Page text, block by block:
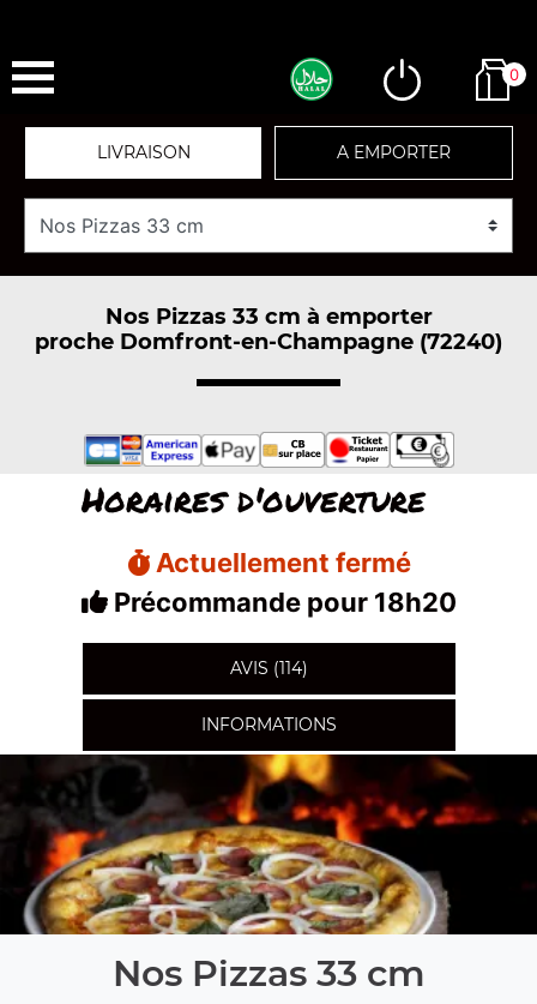
0
LIVRAISON A EMPORTER
Nos Pizzas 33 cm à emporter
proche Domfront-en-Champagne (72240)
Horaires d'ouverture
Actuellement fermé
Précommande pour 18h20
AVIS (114)
INFORMATIONS
Nos Pizzas 33 cm